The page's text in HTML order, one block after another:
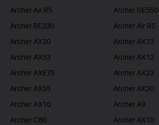
Archer Air R5
Archer GE550
Archer BE230
Archer Air R5
Archer AX20
Archer AX73
Archer AX53
Archer AX12
Archer AXE75
Archer AX23
Archer AX55
Archer AX20
Archer AX10
Archer A9
Archer C80
Archer AX10